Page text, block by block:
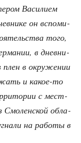
Васи­ли­ем
он вспо­ми­
того,
в днев­ни­
в окру­же­нии
и какое-то
с мест­
обла­
на рабо­ты в